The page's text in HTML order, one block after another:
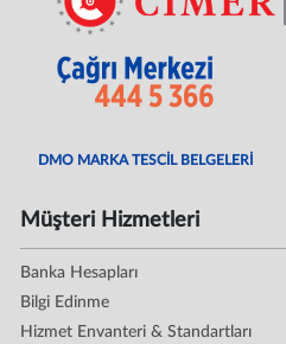
DMO MARKA TESCİL BELGELERİ
Müşteri Hizmetleri
Banka Hesapları
Bilgi Edinme
Hizmet Envanteri & Standartları